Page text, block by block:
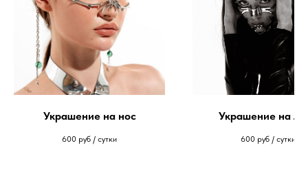
Украшение на нос
600 руб / сутки
Украшение на
600 руб / сутки